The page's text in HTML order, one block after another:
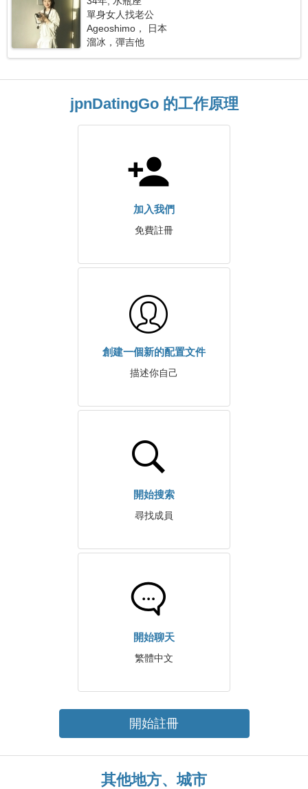
單身女人找老公
Ageoshimo， 日本
溜冰，彈吉他
jpnDatingGo 的工作原理
加入我們
免費註冊
創建一個新的配置文件
描述你自己
開始搜索
尋找成員
開始聊天
繁體中文
開始註冊
其他地方、城市